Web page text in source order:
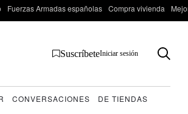
Fuerzas Armadas españolas Compra vivienda
SuscríbeteIniciar sesión
CONVERSACIONES
DE TIENDAS